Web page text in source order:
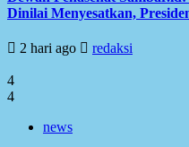
Dinilai Menyesatkan,
2 hari ago redaksi
4
4
news